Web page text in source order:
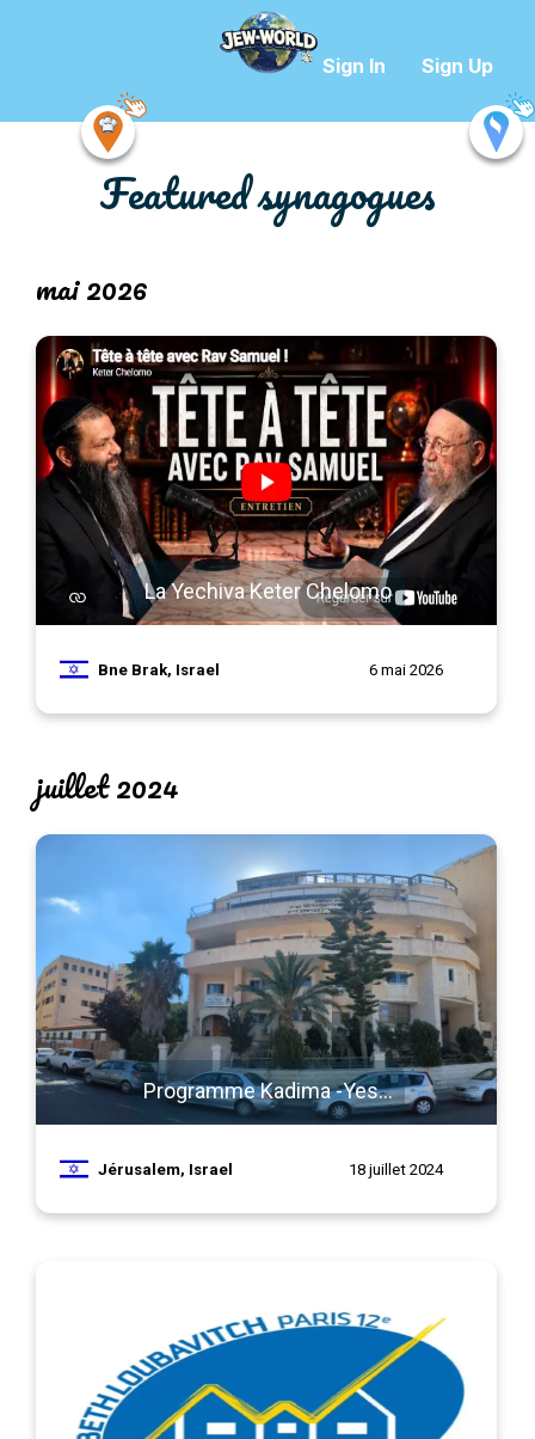
Sign In Sign Up
Featured synagogues
mai 2026
La Yechiva Keter Chelomo
Bne Brak, Israel 6 mai 2026
juillet 2024
Programme Kadima -Yeshiva du Rav Ron
Jérusalem, Israel 18 juillet 2024